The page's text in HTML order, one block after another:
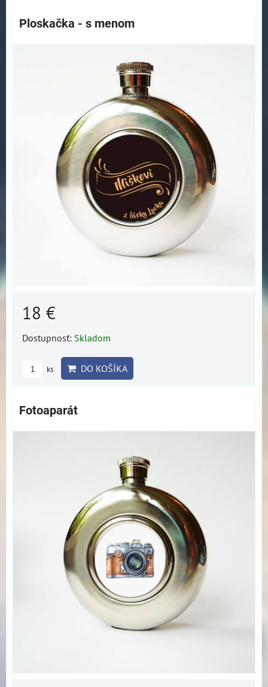
Ploskačka - s menom
18 €
Dostupnosť: Skladom
ks DO KOŠÍKA
Fotoaparát